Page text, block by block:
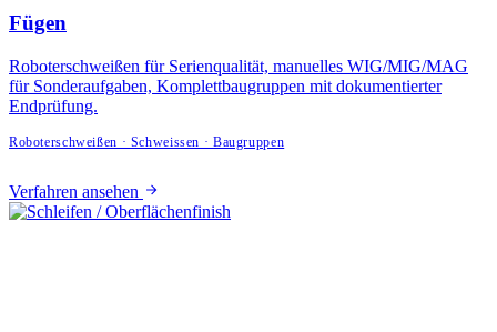
Fügen
Roboterschweißen für Serien­qualität, manuelles WIG/MIG/MAG
für Sonder­aufgaben, Komplett­baugruppen mit dokumentierter
Endprüfung.
Roboterschweißen · Schweissen · Baugruppen
Verfahren ansehen